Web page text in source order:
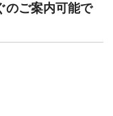
のご案内可能で